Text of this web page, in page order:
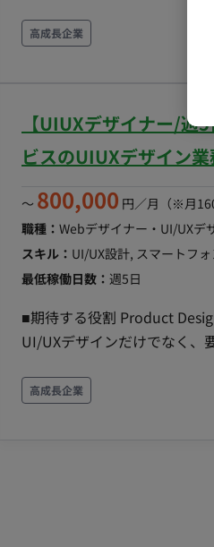
わらず、設計‧実装‧コード
発‧スキルアップに注⼒でき
発。 社内運⽤チーム向けに
ロジェクトアサイン直後は
いた配信管理画⾯ ・タグの実装、LIFFアプリ開発 ●
のIaC ・Fargate環境でのスケーラブルな構築 ■開発環境 バ
その他：GitHub, GitHub Actions ■チーム体制 ▼開発組織 〇Stream Aligned Team
コードの実装 ・開発者：
Product Design Team ・
オーナー：1名(CTOが兼
プリント(半⽉） 〇スプリ
社。半⽉に1度） 〇スプリントレトロスペクティ
ーチャルオフィスに出社
〇画⾯デザイン：Figma,
Team+ 〇グループウェア
関われます 〇雇⽤形態に
〇リモートメインの環境。
センスの貸与制度を導⼊(Cursorなどの有料
高成長企業
【UIUXデザイナー/週
ビスのUIUXデザイン
〜 800,000 円／月 （※月
職種： Webデザイナー・UI/UXデ
スキル： UI/UX設計, スマートフ
最低稼働日数： 週5日
■期待する役割 Product
UI/UXデザインだけでなく、
規事業として、マーケティ
ットフォーム向けのメッセ
ことで、開発サイクルを高
高成長企業